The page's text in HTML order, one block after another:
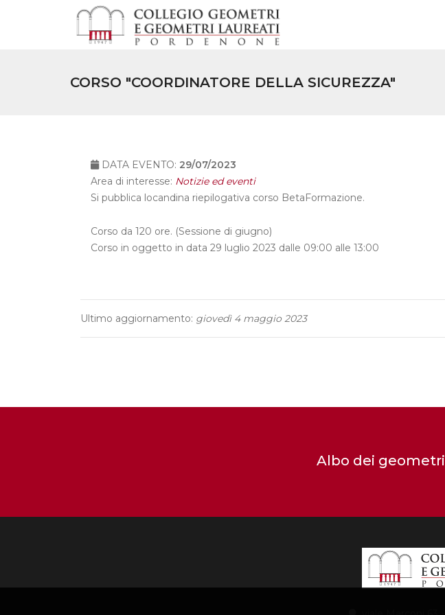
CORSO "COORDINATORE DELLA SICUREZZA"
DATA EVENTO: 29/07/2023
Area di interesse: Notizie ed eventi
Si pubblica locandina riepilogativa corso BetaFormazione.
Corso da 120 ore. (Sessione di giugno)
Corso in oggetto in data 29 luglio 2023 dalle 09:00 alle 13:00
Ultimo aggiornamento: giovedì 4 maggio 2023
Albo dei geometri